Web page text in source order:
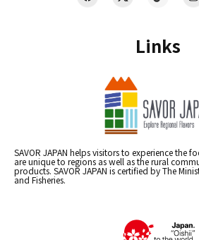
Links
SAVOR JAPAN helps visitors to experience the
are unique to regions as well as the rural
products. SAVOR JAPAN is certified by The
and Fisheries.